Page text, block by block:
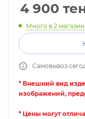
4 900
Много в 2
Самовывоз
* Внешний вид
изображений,
* Цены могут